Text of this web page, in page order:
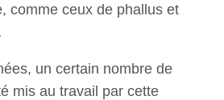
comme ceux de phallus et
un certain nombre de
mis au travail par cette